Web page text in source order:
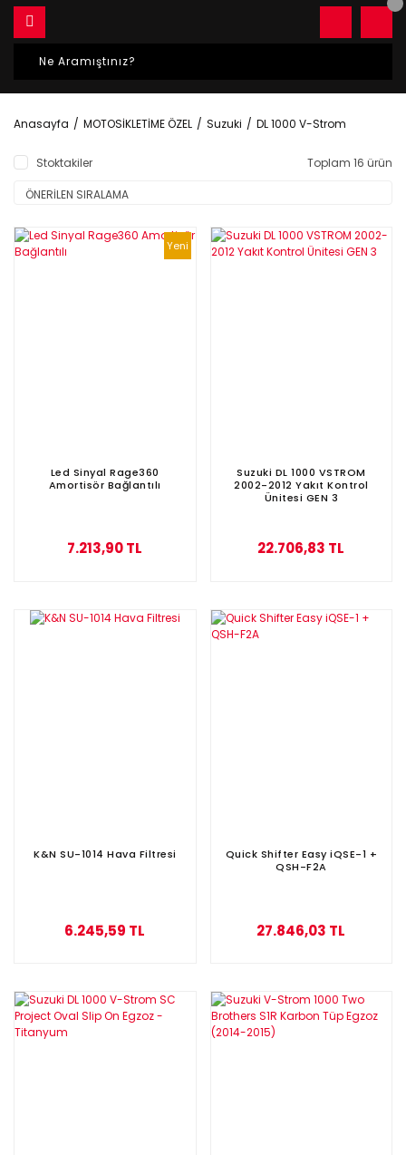
Anasayfa MOTOSİKLETİME ÖZEL Suzuki DL 1000 V-Strom
Stoktakiler Toplam 16 ürün
Yeni
Led Sinyal Rage360
Amortisör Bağlantılı
7.213,90 TL
Suzuki DL 1000 VSTROM
2002-2012 Yakıt Kontrol
Ünitesi GEN 3
22.706,83 TL
K&N SU-1014 Hava Filtresi
6.245,59 TL
Quick Shifter Easy iQSE-1 +
QSH-F2A
27.846,03 TL